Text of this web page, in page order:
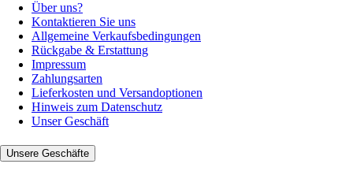
Über uns?
Kontaktieren Sie uns
Allgemeine Verkaufsbedingungen
Rückgabe & Erstattung
Impressum
Zahlungsarten
Lieferkosten und Versandoptionen
Hinweis zum Datenschutz
Unser Geschäft
Unsere Geschäfte